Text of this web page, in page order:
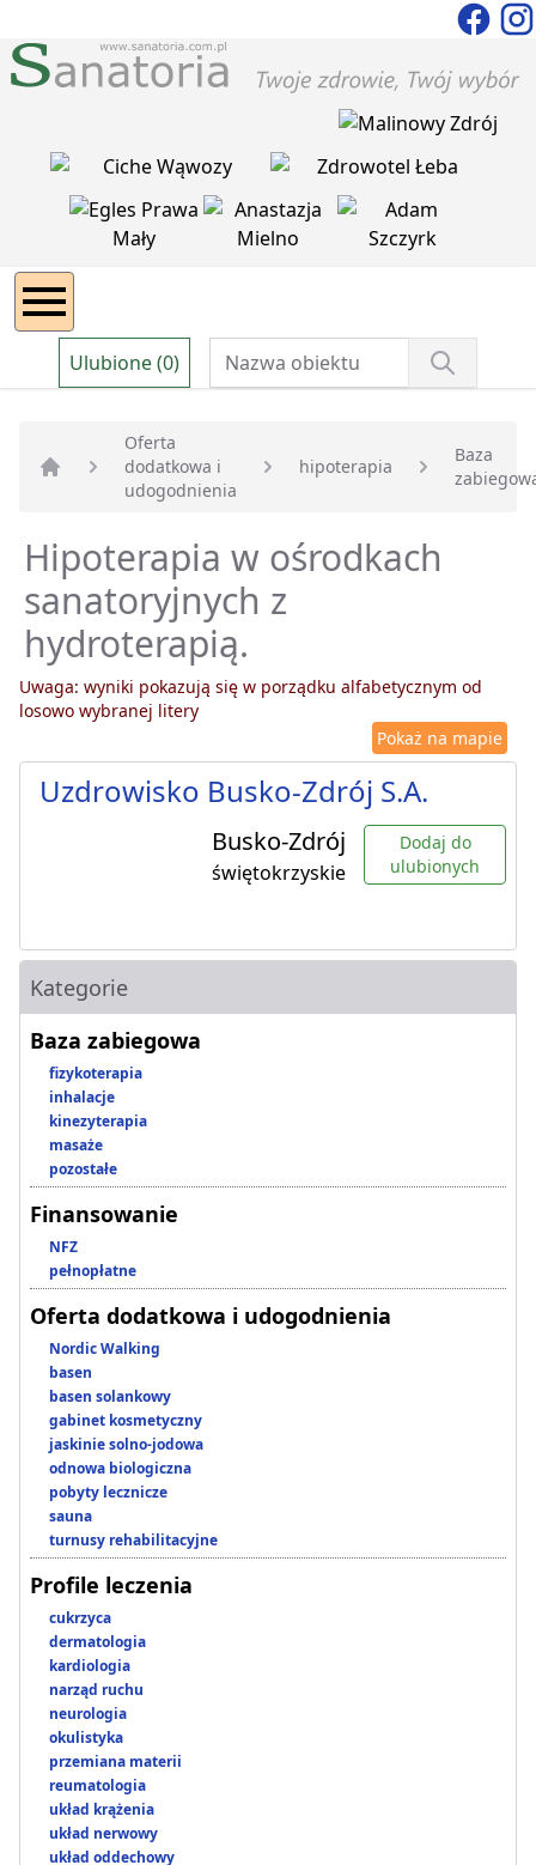
Ulubione (0)
Strona główna
Oferta
dodatkowa i
udogodnienia
hipoterapia
Baza
Hipoterapia w ośrodkach
sanatoryjnych z
hydroterapią.
Uwaga: wyniki pokazują się w porządku alfabetycznym od
losowo wybranej litery
Pokaż na mapie
Uzdrowisko Busko-Zdrój S.A.
Busko-Zdrój
świętokrzyskie
Dodaj do
ulubionych
Kategorie
Baza zabiegowa
fizykoterapia
inhalacje
kinezyterapia
masaże
pozostałe
Finansowanie
NFZ
pełnopłatne
Oferta dodatkowa i udogodnienia
Nordic Walking
basen
basen solankowy
gabinet kosmetyczny
jaskinie solno-jodowa
odnowa biologiczna
pobyty lecznicze
sauna
turnusy rehabilitacyjne
Profile leczenia
cukrzyca
dermatologia
kardiologia
narząd ruchu
neurologia
okulistyka
przemiana materii
reumatologia
układ krążenia
układ nerwowy
układ oddechowy